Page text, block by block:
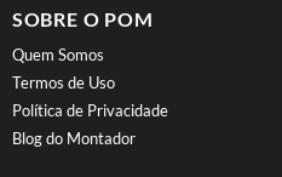
SOBRE O POM
Quem Somos
Termos de Uso
Política de Privacidade
Blog do Montador